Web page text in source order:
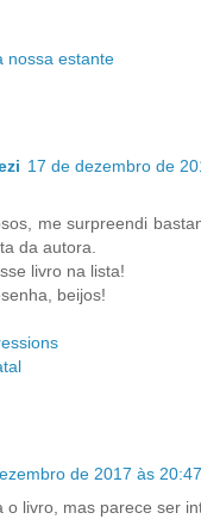
nossa estante
17 de dezembro de
me surpreendi
da autora.
livro na lista!
beijos!
de 2017 às 20:47
o livro, mas parece ser